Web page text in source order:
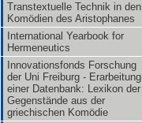
Transtextuelle Technik in den
Komödien des Aristophanes
International Yearbook for
Hermeneutics
Innovationsfonds Forschung
der Uni Freiburg - Erarbeitung
einer Datenbank: Lexikon der
Gegenstände aus der
griechischen Komödie